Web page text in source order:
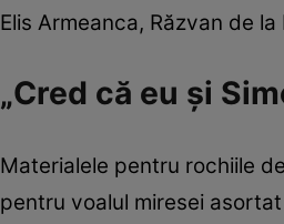
Elis Armeanca, Răzvan de
„Cred că eu și
Materialele pentru rochiile
pentru voalul miresei